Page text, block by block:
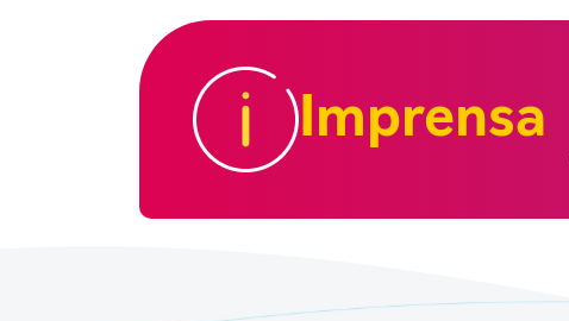
Imprensa